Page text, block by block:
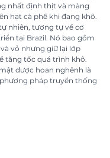
nhất định thịt và màng
hạt cà phê khi đang khô.
nhiên, tương tự về cơ
tại Brazil. Nó bao gồm
vỏ nhưng giữ lại lớp
tăng tốc quá trình khô.
được hoan nghênh là
pháp truyền thống